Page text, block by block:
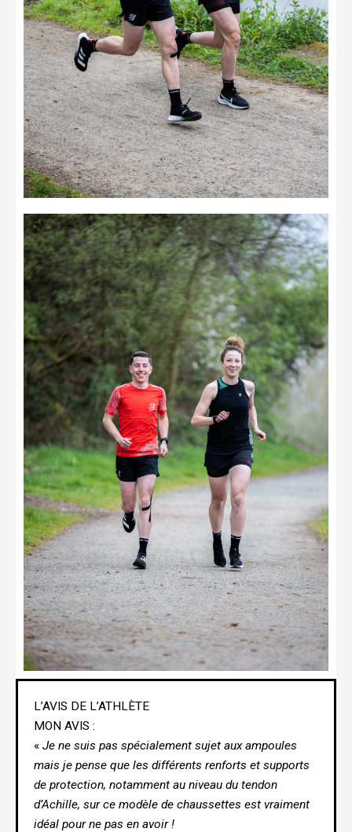
L’AVIS DE L’ATHLÈTE
MON AVIS :
« Je ne suis pas spécialement sujet aux ampoules
mais je pense que les différents renforts et supports
de protection, notamment au niveau du tendon
d’Achille, sur ce modèle de chaussettes est vraiment
idéal pour ne pas en avoir !